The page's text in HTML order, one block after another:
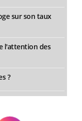
sur son taux
l'attention des
?